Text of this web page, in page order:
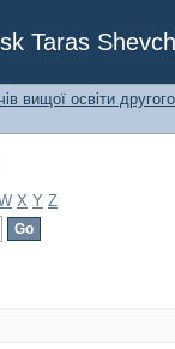
Taras
вищої освіти
X Y Z